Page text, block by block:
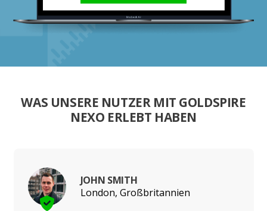
WAS UNSERE NUTZER MIT GOLDSPIRE
NEXO ERLEBT HABEN
JOHN SMITH
London, Großbritannien